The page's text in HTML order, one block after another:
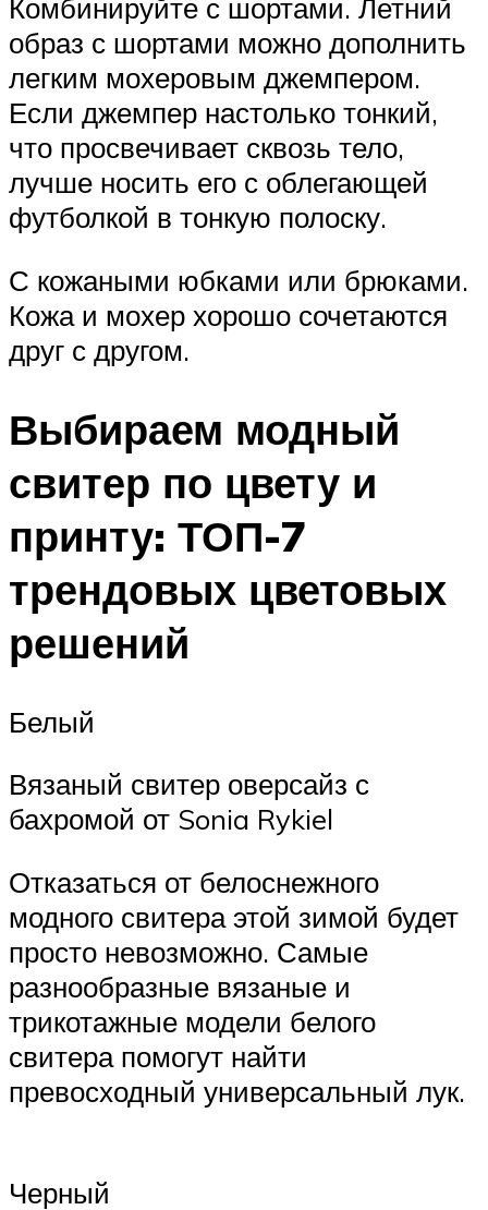
Комбинируйте с шортами. Летний
образ с шортами можно дополнить
легким мохеровым джемпером.
Если джемпер настолько тонкий,
что просвечивает сквозь тело,
лучше носить его с облегающей
футболкой в тонкую полоску.
С кожаными юбками или брюками.
Кожа и мохер хорошо сочетаются
друг с другом.
Выбираем модный
свитер по цвету и
принту: ТОП-7
трендовых цветовых
решений
Белый
Вязаный свитер оверсайз с
бахромой от Sonia Rykiel
Отказаться от белоснежного
модного свитера этой зимой будет
просто невозможно. Самые
разнообразные вязаные и
трикотажные модели белого
свитера помогут найти
превосходный универсальный лук.
Черный